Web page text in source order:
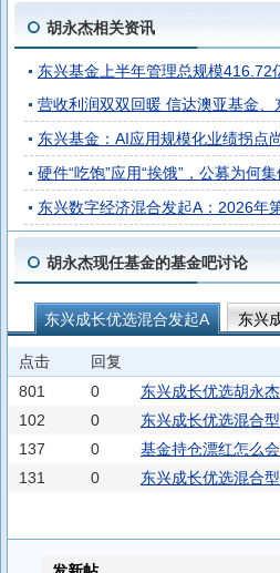
胡永杰相关资讯
东兴基金上半年管理总规模416.72
营收利润双双回暖 信达澳亚基金
东兴基金：AI应用规模化业绩拐点
硬件“吃饱”应用“挨饿”，公募为何
东兴数字经济混合发起A：2026年
胡永杰现任基金的基金吧讨论
东兴成长优选混合发起A 东兴
点击 回复
801
0
东兴成长优选胡永
102
0
东兴成长优选混合
137
0
基金持仓漂红怎么
131
0 东兴成长优选混合